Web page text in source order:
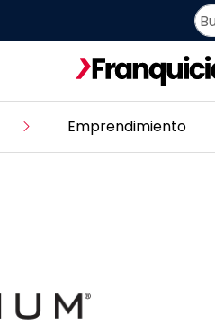
Emprendimiento